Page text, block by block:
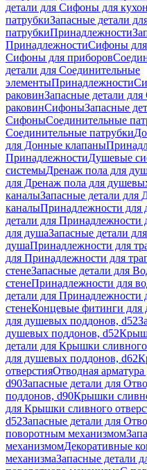
детали для Сифоны для
патрубкиЗапасные детали
патрубкиПринадлежности
ПринадлежностиСифоны
Сифоны для приборов
детали для Соединительные
элементыПринадлежности
раковинЗапасные детали
раковинСифоныЗапасные
СифоныСоединительные
Соединительные патрубки
для Донные клапаны
ПринадлежностиДушевые
системыДренаж пола для
для Дренаж пола для
каналыЗапасные детали для
каналыПринадлежности для
детали для Принадлежности
для душаЗапасные детали
душаПринадлежности для
для Принадлежности для
стенеЗапасные детали для
стенеПринадлежности для
детали для Принадлежности
стенеКонцевые фитинги для
для душевых поддонов, d52
душевых поддонов, d52
детали для Крышки сливного
для душевых поддонов, d62
отверстияОтводная
d90Запасные детали для
поддонов, d90Крышки
для Крышки сливного
d52Запасные детали для
поворотным механизмом
механизмомДекоративные
механизмаЗапасные детали